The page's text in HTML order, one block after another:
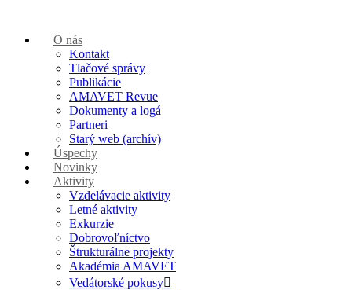
O nás
Kontakt
Tlačové správy
Publikácie
AMAVET Revue
Dokumenty a logá
Partneri
Starý web (archív)
Úspechy
Novinky
Aktivity
Vzdelávacie aktivity
Letné aktivity
Exkurzie
Dobrovoľníctvo
Štrukturálne projekty
Akadémia AMAVET
Vedátorské pokusy